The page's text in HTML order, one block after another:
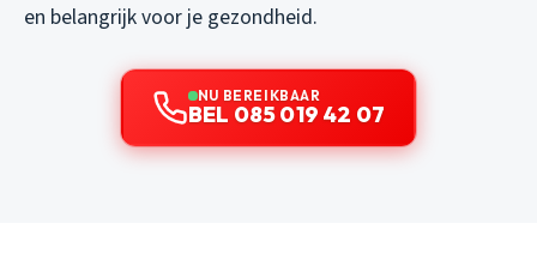
en belangrijk voor je gezondheid.
NU BEREIKBAAR
BEL 085 019 42 07